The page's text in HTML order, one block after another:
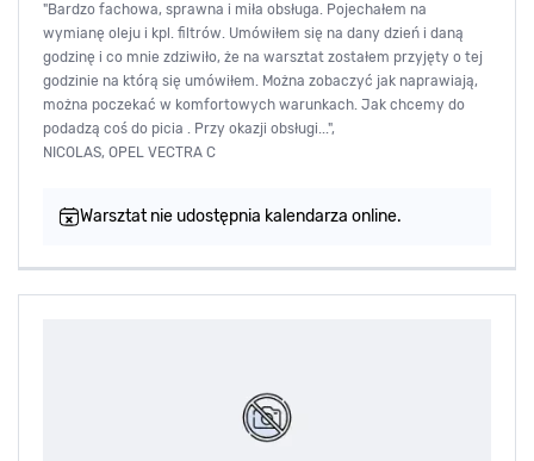
"Bardzo fachowa, sprawna i miła obsługa. Pojechałem na
wymianę oleju i kpl. filtrów. Umówiłem się na dany dzień i daną
godzinę i co mnie zdziwiło, że na warsztat zostałem przyjęty o tej
godzinie na którą się umówiłem. Można zobaczyć jak naprawiają,
można poczekać w komfortowych warunkach. Jak chcemy do
podadzą coś do picia . Przy okazji obsługi...",
NICOLAS, OPEL VECTRA C
Warsztat nie udostępnia kalendarza online.